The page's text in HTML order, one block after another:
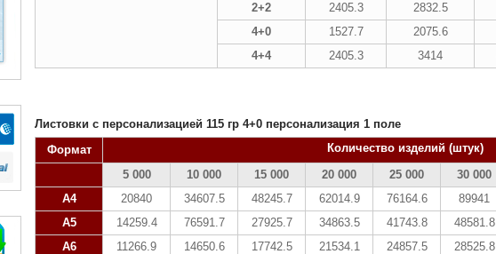
2+2
2405.3 2832.5
4+0
1527.7 2075.6
4+4
2405.3 3414
Листовки с персонализацией 115 гр 4+0 персонализация 1 поле
Формат
Количество изделий (штук)
5 000
10 000 15 000 20 000 25 000 30 000
А4
20840 34607.5 48245.7 62014.9 76164.6 89941
А5
14259.4 76591.7 27925.7 34863.5 41743.8 48581.8
А6
11266.9 14650.6 17742.5 21534.1 24857.5 28525.8